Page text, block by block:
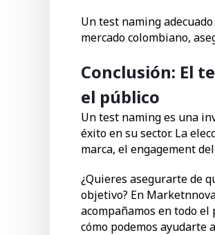
Un test naming
mercado colombiano,
Conclusión: El
el público
Un test naming es una
éxito en su sector. La
marca, el engagement
¿Quieres asegurarte de
objetivo? En
acompañamos en todo el
cómo podemos ayudarte